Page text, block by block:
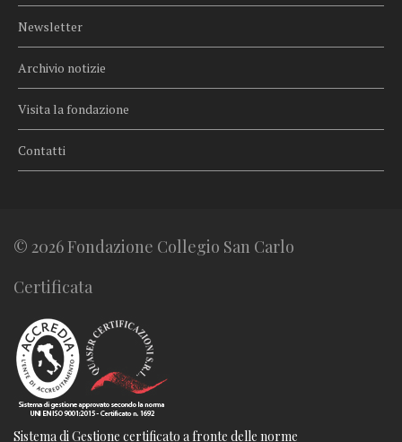
Newsletter
Archivio notizie
Visita la fondazione
Contatti
© 2026 Fondazione Collegio San Carlo
Certificata
Sistema di Gestione certificato a fronte delle norme